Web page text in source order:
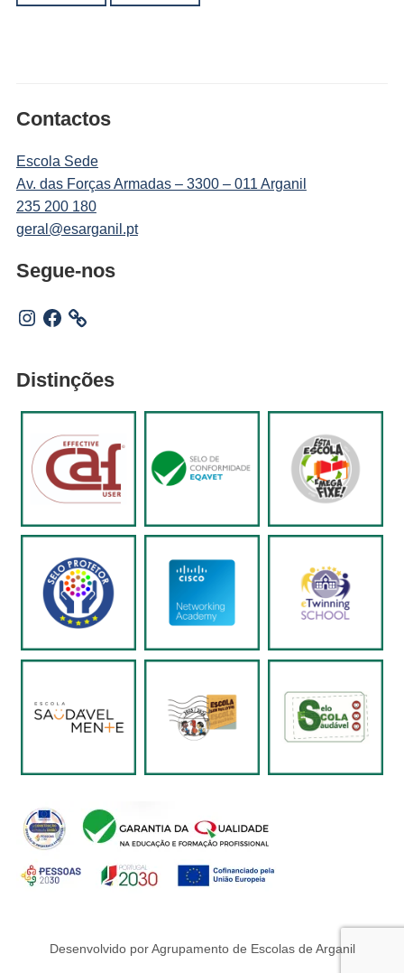
Contactos
Escola Sede
Av. das Forças Armadas – 3300 – 011 Arganil
235 200 180
geral@esarganil.pt
Segue-nos
Instagram
Facebook
Distinções
Desenvolvido por Agrupamento de Escolas de Arganil